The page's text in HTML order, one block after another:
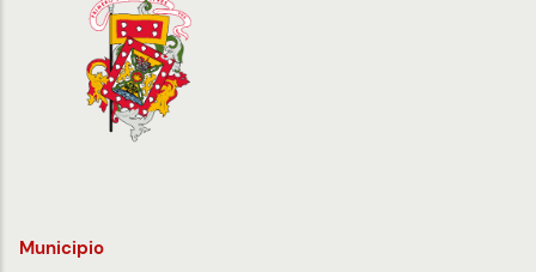
Municipio